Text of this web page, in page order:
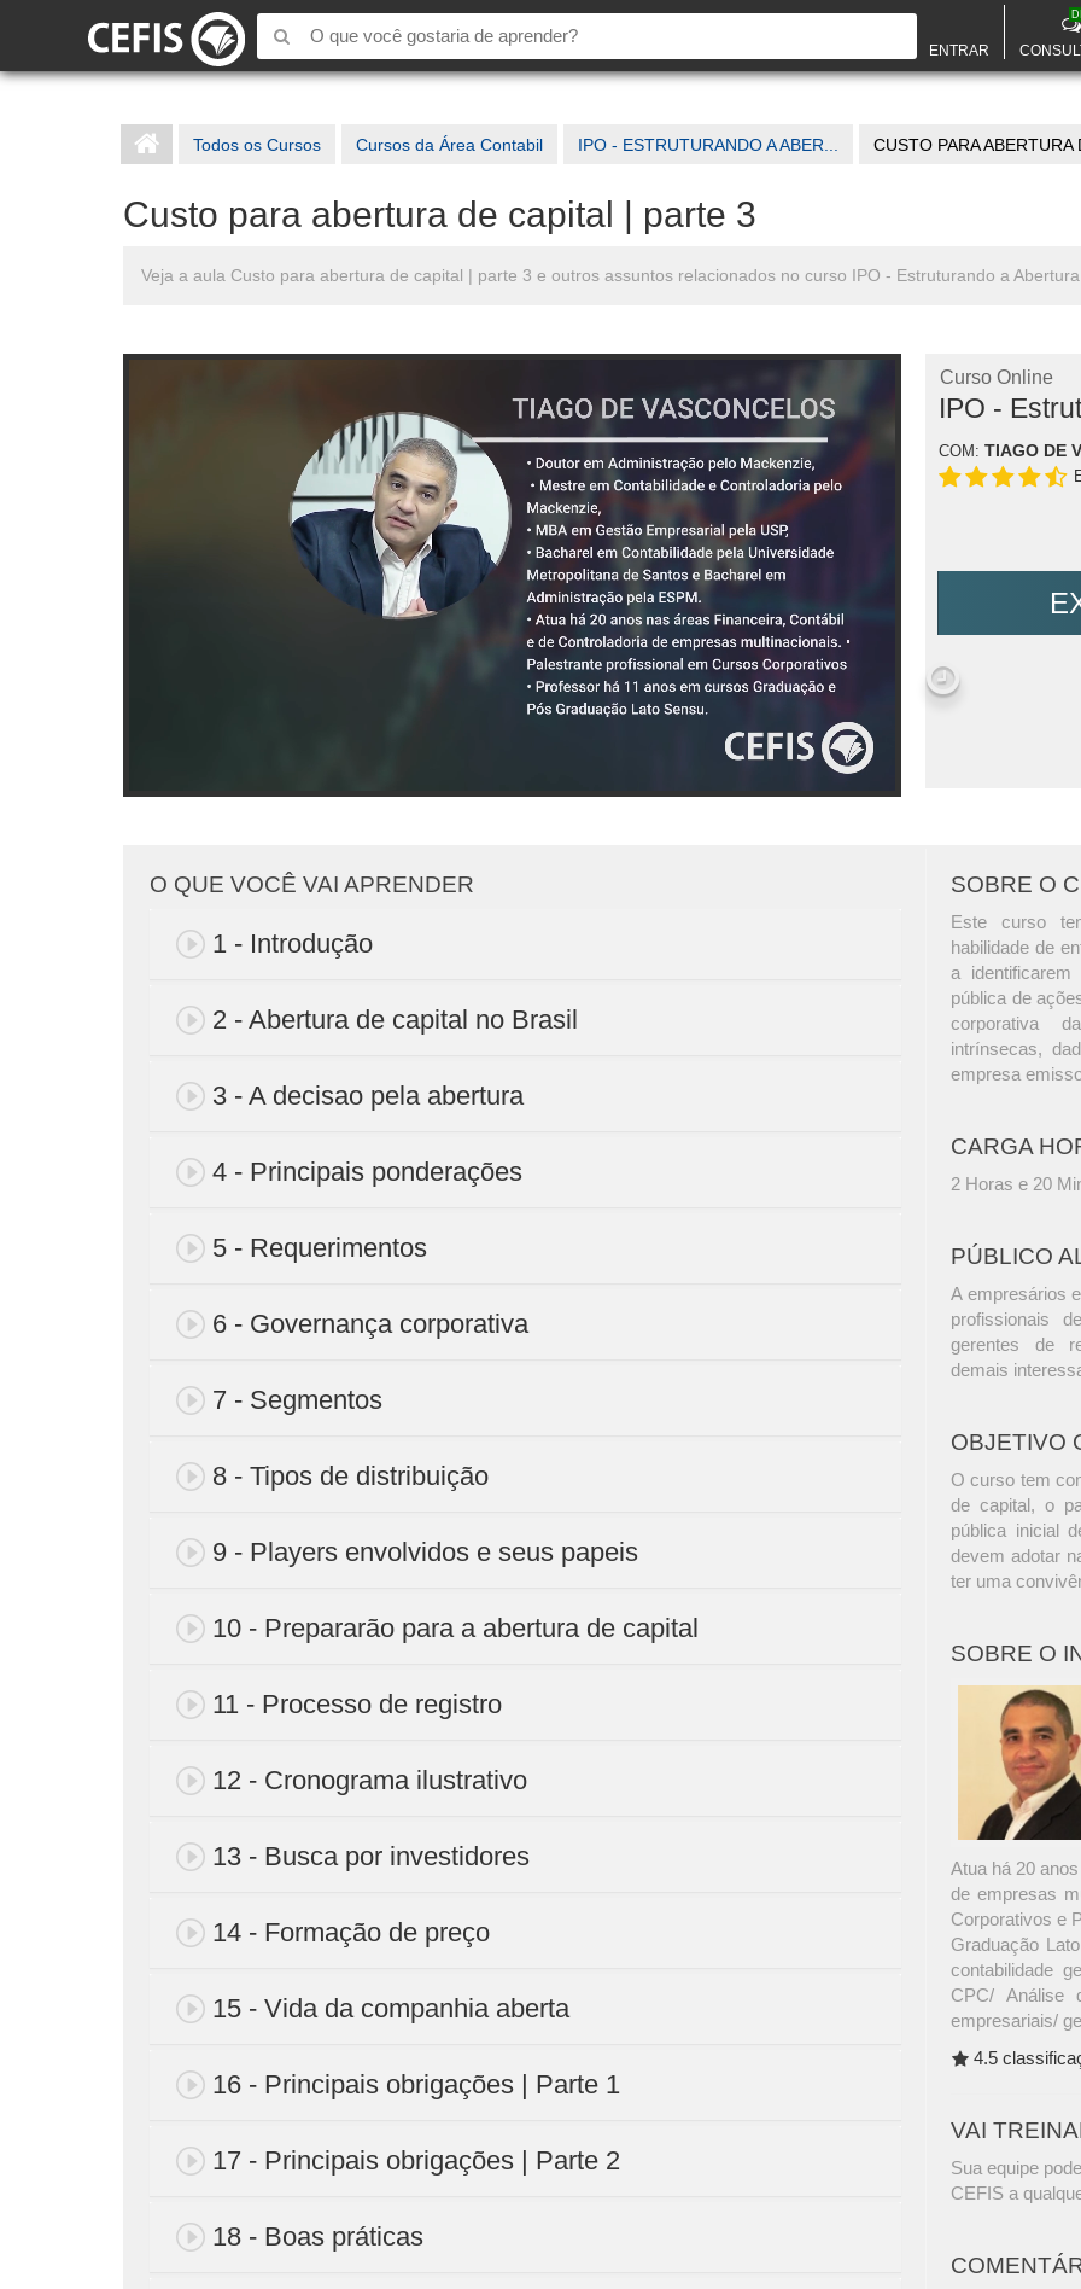
ENTRAR
Todos os Cursos Cursos da Área Contabil IPO - ESTRUTURANDO A ABER... CUSTO PARA ABERTURA
Custo para abertura de capital | parte 3
Veja a aula Custo para abertura de capital | parte 3 e outros assuntos relacionados no curso IPO - Estruturando a
Curso Online
IPO -
COM: TIAGO DE
O QUE VOCÊ VAI APRENDER
1 - Introdução
2 - Abertura de capital no Brasil
3 - A decisao pela abertura
4 - Principais ponderações
5 - Requerimentos
6 - Governança corporativa
7 - Segmentos
8 - Tipos de distribuição
9 - Players envolvidos e seus papeis
10 - Prepararão para a abertura de capital
11 - Processo de registro
12 - Cronograma ilustrativo
13 - Busca por investidores
14 - Formação de preço
15 - Vida da companhia aberta
16 - Principais obrigações | Parte 1
17 - Principais obrigações | Parte 2
18 - Boas práticas
SOBRE O
Este curso
habilidade de
a
pública de
corporativa
intrínsecas,
empresa
CARGA
2 Horas e 20
PÚBLICO
A empresários
profissionais
gerentes de
demais
OBJETIVO
O curso tem
de capital, o
pública inicial
devem adotar
ter uma
SOBRE O
Atua há 20
de empresas
Corporativos e
Graduação
contabilidade
CPC/ Análise
empresariais/
4.5
VAI
Sua equipe
CEFIS a